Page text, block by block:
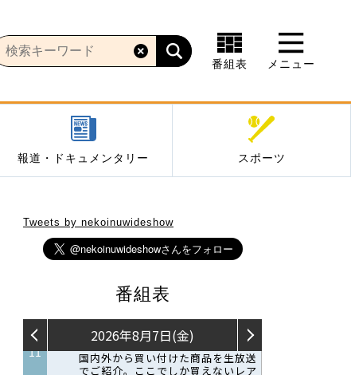
番組表 メニュー
報道・ドキュメンタリー スポーツ
Tweets by nekoinuwideshow
番組表